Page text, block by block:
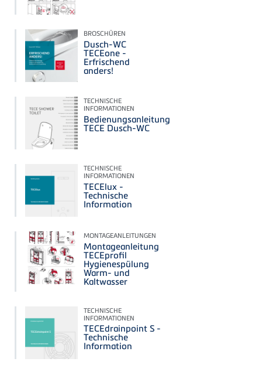
BROSCHÜREN
Dusch-WC
TECEone -
Erfrischend
anders!
TECHNISCHE
INFORMATIONEN
Bedienungsanleitung
TECE Dusch-WC
TECHNISCHE
INFORMATIONEN
TECElux -
Technische
Information
MONTAGEANLEITUNGEN
Montageanleitung
TECEprofil
Hygienespülung
Warm- und
Kaltwasser
TECHNISCHE
INFORMATIONEN
TECEdrainpoint S -
Technische
Information